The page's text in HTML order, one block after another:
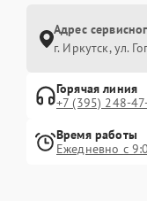
Адрес
г. Иркутск, ул.
Горячая линия
+7 (395) 248-
Время работы
Ежедневно с